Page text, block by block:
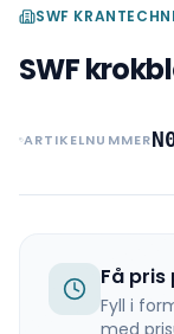
SWF
SWF
ARTIKELNUMMER
Få
Fyll i
med